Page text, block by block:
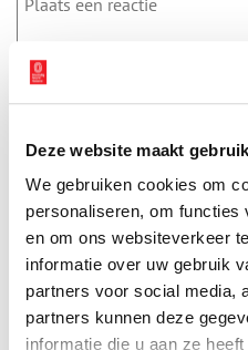
Deze website maakt
We gebruiken cookies om
personaliseren, om functies
en om ons websiteverkeer
informatie over uw gebruik
partners voor social media,
partners kunnen deze
informatie die u aan ze
Vereiste velden zijn gemarkeerd
gepubliceerd.
E-mail*
Vink dit aan als u op de